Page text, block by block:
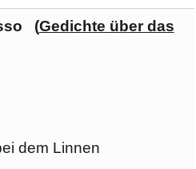
(Gedichte über das
dem Linnen